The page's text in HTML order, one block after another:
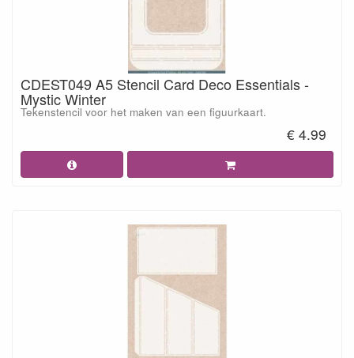
CDEST049 A5 Stencil Card Deco Essentials -
Mystic Winter
Tekenstencil voor het maken van een figuurkaart.
€ 4.99